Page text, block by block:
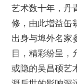
艺术数十年，丹
修，由此增益缶
出身与埠外名家
目，精彩纷呈，
或隐的吴昌硕艺